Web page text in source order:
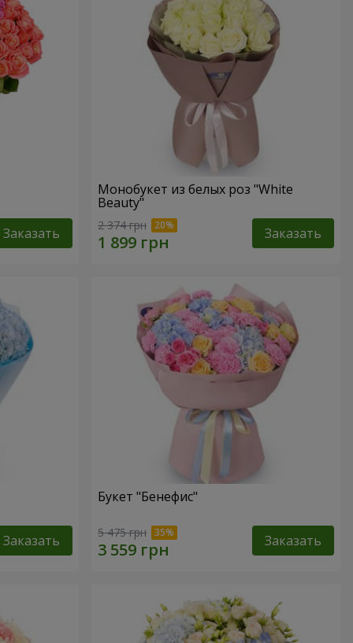
Заказать
Монобукет из белых роз "White
Beauty"
2 374 грн Заказать
Заказать
Букет "Бенефис"
5 475 грн Заказать